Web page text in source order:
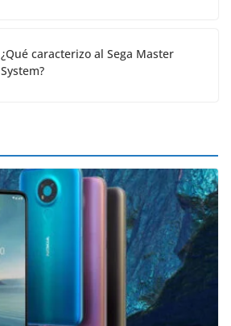
¿Qué caracterizo al Sega Master
System?